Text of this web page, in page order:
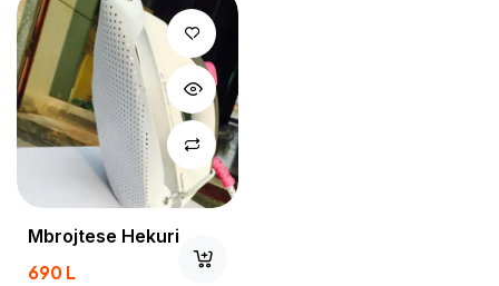
Mbrojtese Hekuri
690L